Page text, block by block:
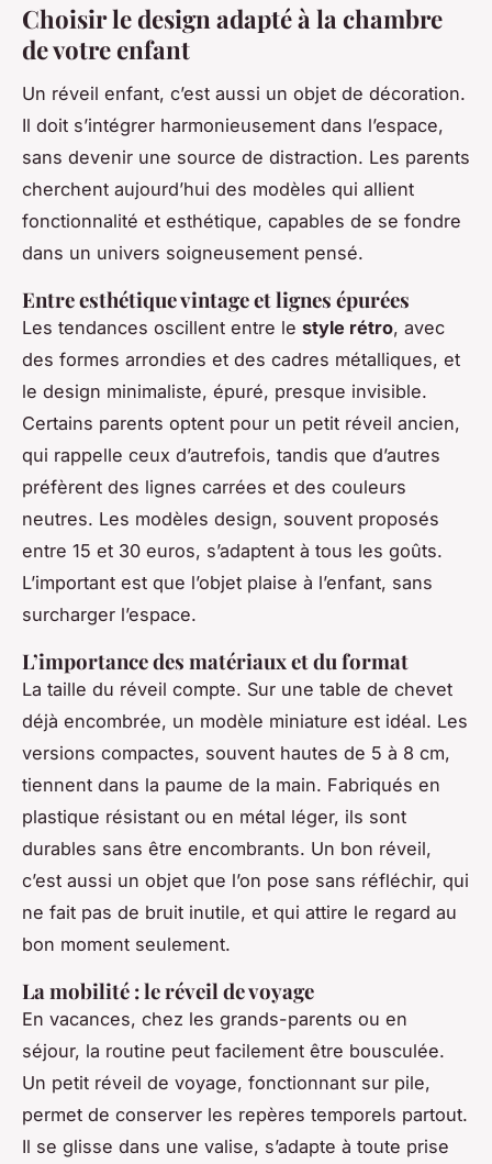
Choisir le design adapté à la chambre
de votre enfant
Un réveil enfant, c’est aussi un objet de décoration.
Il doit s’intégrer harmonieusement dans l’espace,
sans devenir une source de distraction. Les parents
cherchent aujourd’hui des modèles qui allient
fonctionnalité et esthétique, capables de se fondre
dans un univers soigneusement pensé.
Entre esthétique vintage et lignes épurées
Les tendances oscillent entre le style rétro, avec
des formes arrondies et des cadres métalliques, et
le design minimaliste, épuré, presque invisible.
Certains parents optent pour un petit réveil ancien,
qui rappelle ceux d’autrefois, tandis que d’autres
préfèrent des lignes carrées et des couleurs
neutres. Les modèles design, souvent proposés
entre 15 et 30 euros, s’adaptent à tous les goûts.
L’important est que l’objet plaise à l’enfant, sans
surcharger l’espace.
L’importance des matériaux et du format
La taille du réveil compte. Sur une table de chevet
déjà encombrée, un modèle miniature est idéal. Les
versions compactes, souvent hautes de 5 à 8 cm,
tiennent dans la paume de la main. Fabriqués en
plastique résistant ou en métal léger, ils sont
durables sans être encombrants. Un bon réveil,
c’est aussi un objet que l’on pose sans réfléchir, qui
ne fait pas de bruit inutile, et qui attire le regard au
bon moment seulement.
La mobilité : le réveil de voyage
En vacances, chez les grands-parents ou en
séjour, la routine peut facilement être bousculée.
Un petit réveil de voyage, fonctionnant sur pile,
permet de conserver les repères temporels partout.
Il se glisse dans une valise, s’adapte à toute prise